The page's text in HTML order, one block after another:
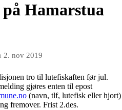
Hamarstua
2. nov 2019
tro til lutefiskaften før jul.
gjøres enten til epost
(navn, tlf, lutefisk eller hjort)
fremover. Frist 2.des.